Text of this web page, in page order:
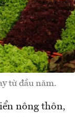
từ đầu năm.
nông thôn,